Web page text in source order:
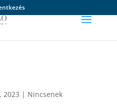
2023 | Nincsenek